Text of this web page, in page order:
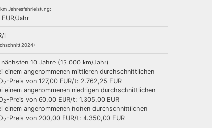
Jahresfahrleistung:
EUR/Jahr
l
2024)
nächsten 10 Jahre (15.000 km/Jahr)
einem angenommenen mittleren durchschnittlichen
2-Preis von 127,00 EUR/t: 2.762,25 EUR
einem angenommenen niedrigen durchschnittlichen
2-Preis von 60,00 EUR/t: 1.305,00 EUR
einem angenommenen hohen durchschnittlichen
2-Preis von 200,00 EUR/t: 4.350,00 EUR